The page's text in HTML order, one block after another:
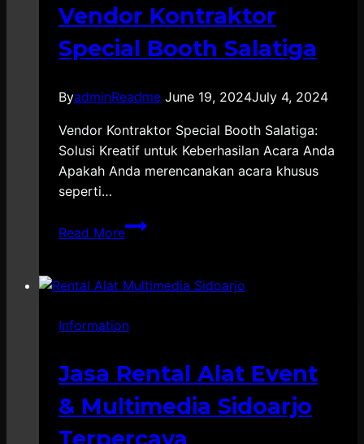
Vendor Kontraktor
Special Booth Salatiga
ByadminReadme June 19, 2024July 4, 2024
Vendor Kontraktor Special Booth Salatiga:
Solusi Kreatif untuk Keberhasilan Acara Anda
Apakah Anda merencanakan acara khusus
seperti…
Read More
Vendor
Kontraktor
Booth
Information
Jasa Rental Alat Event
& Multimedia Sidoarjo